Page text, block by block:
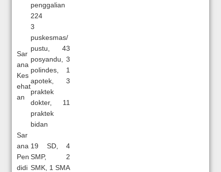
penggalian
224
Sar
ana
Kes
ehat
an
3
puskesmas/
pustu, 43
posyandu, 3
polindes, 1
apotek, 3
praktek
dokter, 11
praktek
bidan
Sar
ana
Pen
didi
19 SD, 4
SMP, 2
SMK, 1 SMA